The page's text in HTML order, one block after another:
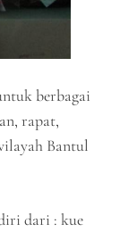
berbagai
rapat,
Bantul
dari : kue